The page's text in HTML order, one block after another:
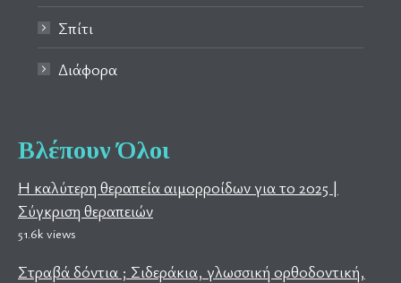
Σπίτι
Διάφορα
Βλέπουν Όλοι
Η καλύτερη θεραπεία αιμορροίδων για το 2025 |
Σύγκριση θεραπειών
51.6k views
Στραβά δόντια ; Σιδεράκια, γλωσσική ορθοδοντική,